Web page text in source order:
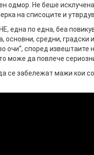
одмор. Не беше
на списоците и
по една, беа
основни, средни,
очи“, според извештаите
може да повлече
се забележат мажи кои